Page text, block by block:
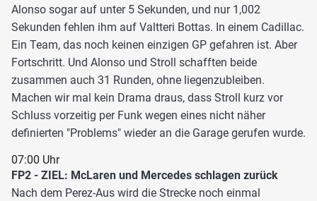
Alonso sogar auf unter 5 Sekunden, und nur 1,002
Sekunden fehlen ihm auf Valtteri Bottas. In einem Cadillac.
Ein Team, das noch keinen einzigen GP gefahren ist. Aber
Fortschritt. Und Alonso und Stroll schafften beide
zusammen auch 31 Runden, ohne liegenzubleiben.
Machen wir mal kein Drama draus, dass Stroll kurz vor
Schluss vorzeitig per Funk wegen eines nicht näher
definierten "Problems" wieder an die Garage gerufen wurde.
07:00 Uhr
FP2 - ZIEL: McLaren und Mercedes schlagen zurück
Nach dem Perez-Aus wird die Strecke noch einmal